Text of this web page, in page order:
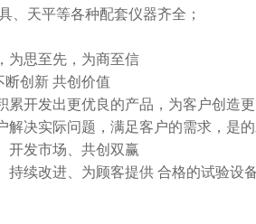
、天平等各种配套仪器齐全；
为思至先，为商至信
断创新 共创价值
开发出更优良的产品，为客户创造更
决实际问题，满足客户的需求，是的
开发市场、共创双赢
持续改进、为顾客提供 合格的试验设